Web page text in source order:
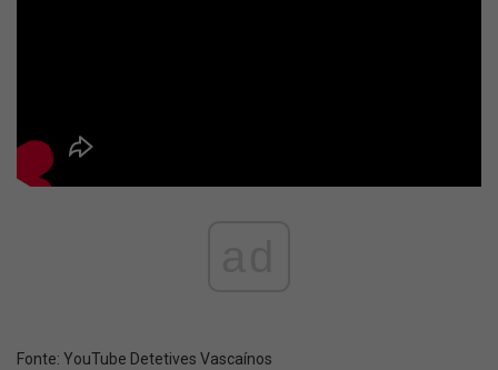
Fonte: YouTube Detetives Vascaínos